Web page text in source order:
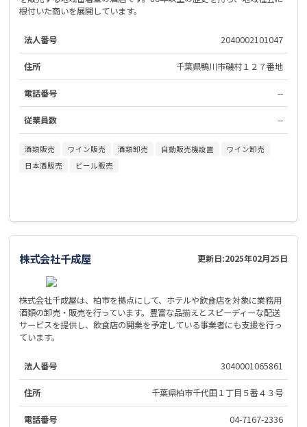
根付いた商いを展開しています。
法人番号 2040002101047
住所 千葉県鴨川市磯村１２７番地
電話番号 --
従業員数 --
酒類販売 ワイン販売 酒類卸売 自動販売機設置
ワイン卸売
日本酒販売
ビール販売
株式会社千成屋 更新日:2025年02月25日
株式会社千成屋は、柏市を拠点にして、ホテルや飲食店を対象に業務用
酒類の卸売・販売を行っています。豊富な品揃えとスピーディーな配送
サービスを提供し、飲食店の開業を予定している事業者にも支援を行っ
ています。
法人番号 3040001065861
住所 千葉県柏市千代田１丁目５番４３号
電話番号 04-7167-2336